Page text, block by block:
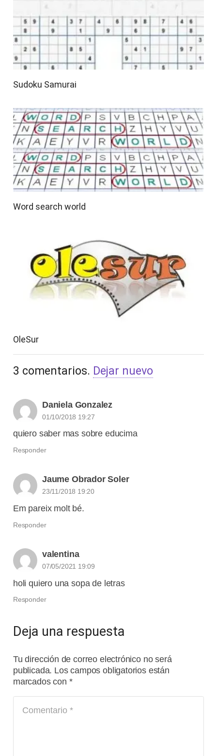
Sudoku Samurai
Word search world
OleSur
3 comentarios. Dejar nuevo
Daniela Gonzalez
01/10/2018 19:27
quiero saber mas sobre educima
Responder
Jaume Obrador Soler
23/11/2018 19:20
Em pareix molt bé.
Responder
valentina
07/05/2021 19:09
holi quiero una sopa de letras
Responder
Deja una respuesta
Tu dirección de correo electrónico no será
publicada. Los campos obligatorios están
marcados con *